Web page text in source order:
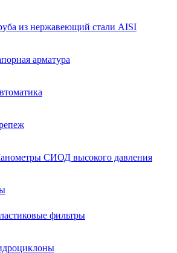
из нержавеющий стали AISI
арматура
СИОД высокого давления
фильтры